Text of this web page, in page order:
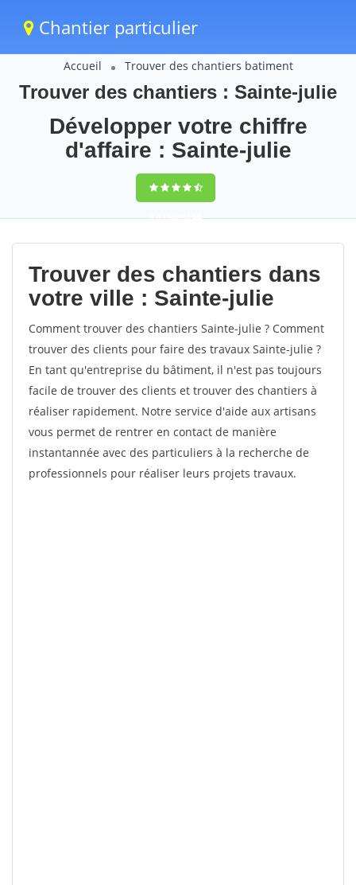
Chantier particulier
Accueil Trouver des chantiers batiment
Trouver des chantiers : Sainte-julie
Développer votre chiffre
d'affaire : Sainte-julie
9,5(100%)66
votes
Trouver des chantiers dans
votre ville : Sainte-julie
Comment trouver des chantiers Sainte-julie ? Comment
trouver des clients pour faire des travaux Sainte-julie ?
En tant qu'entreprise du bâtiment, il n'est pas toujours
facile de trouver des clients et trouver des chantiers à
réaliser rapidement. Notre service d'aide aux artisans
vous permet de rentrer en contact de manière
instantannée avec des particuliers à la recherche de
professionnels pour réaliser leurs projets travaux.